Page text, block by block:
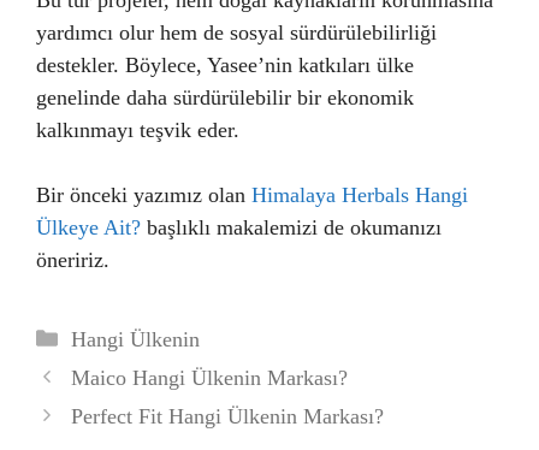
yardımcı olur hem de sosyal sürdürülebilirliği
destekler. Böylece, Yasee’nin katkıları ülke
genelinde daha sürdürülebilir bir ekonomik
kalkınmayı teşvik eder.
Bir önceki yazımız olan Himalaya Herbals Hangi
Ülkeye Ait? başlıklı makalemizi de okumanızı
öneririz.
Kategoriler
Hangi Ülkenin
Maico Hangi Ülkenin Markası?
Perfect Fit Hangi Ülkenin Markası?